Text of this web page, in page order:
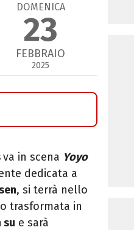
DOMENICA
23
FEBBRAIO
2025
va in scena Yoyo
dedicata a
, si terrà nello
trasformata in
su e sarà